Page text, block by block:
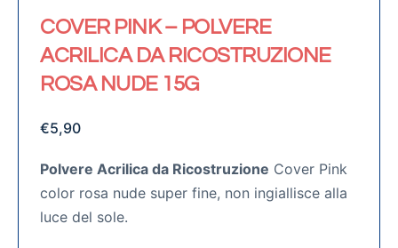
COVER PINK – POLVERE
ACRILICA DA RICOSTRUZIONE
ROSA NUDE 15G
€5,90
Polvere Acrilica da Ricostruzione Cover Pink
color rosa nude super fine, non ingiallisce alla
luce del sole.